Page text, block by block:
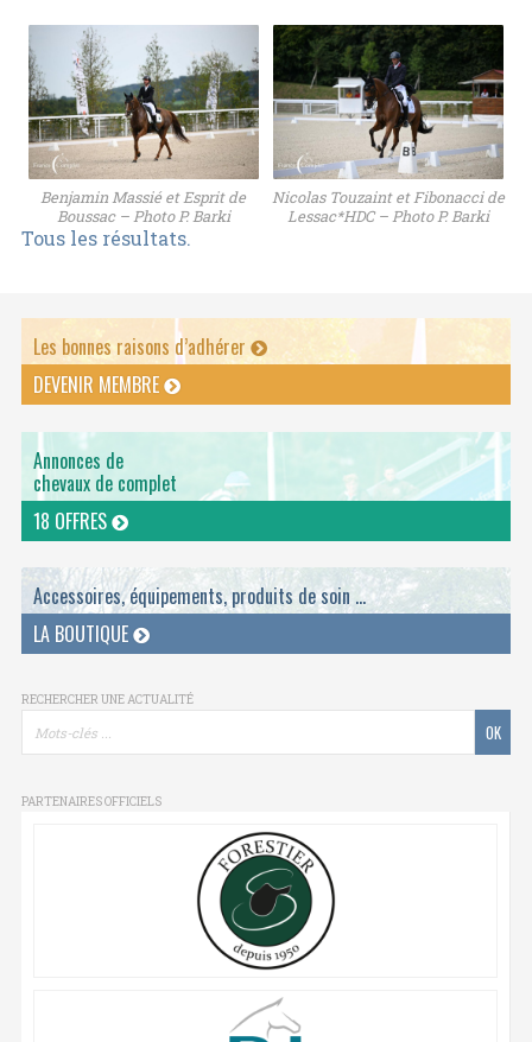
Benjamin Massié et Esprit de
Boussac – Photo P. Barki
Nicolas Touzaint et Fibonacci de
Lessac*HDC – Photo P. Barki
Tous les résultats.
Les bonnes raisons d’adhérer
DEVENIR MEMBRE
Annonces de
chevaux de complet
18 OFFRES
Accessoires, équipements, produits de soin ...
LA BOUTIQUE
RECHERCHER UNE ACTUALITÉ
PARTENAIRES OFFICIELS